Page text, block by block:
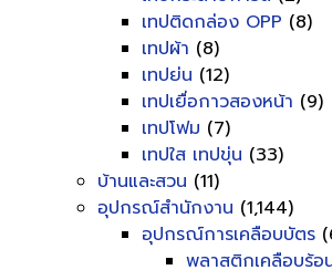
เทปติดกล่อง OPP (8)
เทปผ้า (8)
เทปย่น (12)
เทปเยื่อกาวสองหน้า (9)
เทปโฟม (7)
เทปใส เทปขุ่น (33)
บ้านและสวน (11)
อุปกรณ์สำนักงาน (1,144)
อุปกรณ์การเคลือบบัตร
พลาสติกเคลือบร้อ